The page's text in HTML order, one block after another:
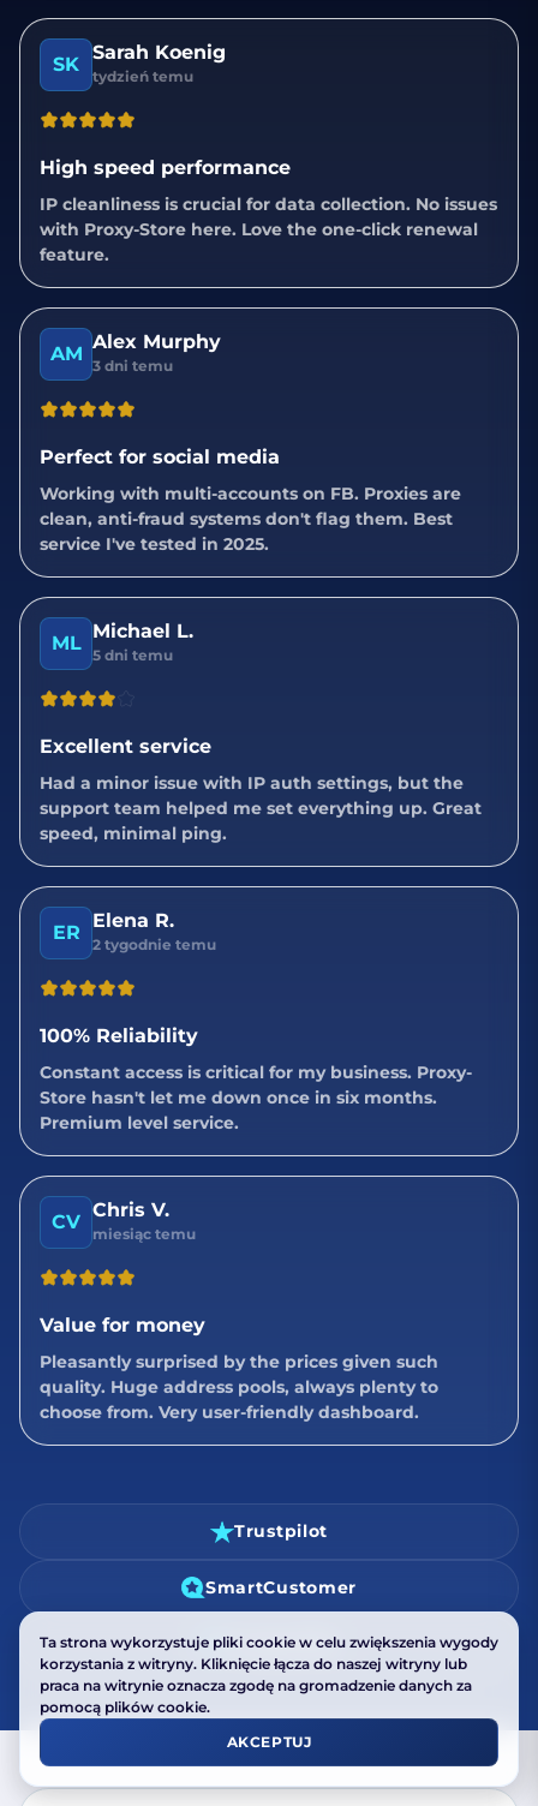
SK Sarah Koenig
tydzień temu
High speed performance
IP cleanliness is crucial for data collection. No issues
with Proxy-Store here. Love the one-click renewal
feature.
AM Alex Murphy
3 dni temu
Perfect for social media
Working with multi-accounts on FB. Proxies are
clean, anti-fraud systems don't flag them. Best
service I've tested in 2025.
ML Michael L.
5 dni temu
Excellent service
Had a minor issue with IP auth settings, but the
support team helped me set everything up. Great
speed, minimal ping.
ER Elena R.
2 tygodnie temu
100% Reliability
Constant access is critical for my business. Proxy-
Store hasn't let me down once in six months.
Premium level service.
CV Chris V.
miesiąc temu
Value for money
Pleasantly surprised by the prices given such
quality. Huge address pools, always plenty to
choose from. Very user-friendly dashboard.
Trustpilot
SmartCustomer
Trustprofile
Ta strona wykorzystuje pliki cookie w celu zwiększenia wygody
korzystania z witryny. Kliknięcie łącza do naszej witryny lub
praca na witrynie oznacza zgodę na gromadzenie danych za
pomocą plików cookie.
AKCEPTUJ